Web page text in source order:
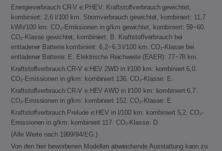
Energieverbrauch CR-V e:PHEV: Kraftstoffverbrauch gewichtet,
kombiniert: 2,6 l/100 km. Stromverbrauch gewichtet, kombiniert: 11,7
kWh/100 km. CO₂-Emissionen in g/km gewichtet, kombiniert: 59−60.
CO₂-Klasse gewichtet, kombiniert: B. Kraftstoffverbrauch bei
entladener Batterie kombiniert: 6,2−6,3 l/100 km. CO₂-Klasse bei
entladener Batterie: E. Elektrische Reichweite (EAER): 77−78 km.
Kraftstoffverbrauch CR-V e:HEV 2WD in l/100 km: kombiniert 6,0.
CO₂-Emissionen in g/km: kombiniert 136. CO₂-Klasse: E.
Kraftstoffverbrauch CR-V e:HEV AWD in l/100 km: kombiniert 6,7.
CO₂-Emissionen in g/km: kombiniert 152. CO₂-Klasse: E.
Kraftstoffverbrauch Prelude e:HEV in l/100 km: kombiniert 5,2. CO₂-
Emissionen in g/km: kombiniert 117. CO₂-Klasse: D.
(Alle Werte nach 1999/94/EG.)
Von den hier beworbenen Modellen abweichende Ausstattung kann zu